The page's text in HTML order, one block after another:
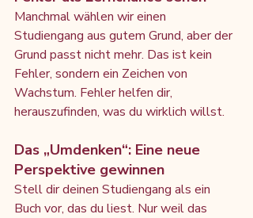
Manchmal wählen wir einen
Studiengang aus gutem Grund, aber der
Grund passt nicht mehr. Das ist kein
Fehler, sondern ein Zeichen von
Wachstum. Fehler helfen dir,
herauszufinden, was du wirklich willst.
Das „Umdenken“: Eine neue
Perspektive gewinnen
Stell dir deinen Studiengang als ein
Buch vor, das du liest. Nur weil das